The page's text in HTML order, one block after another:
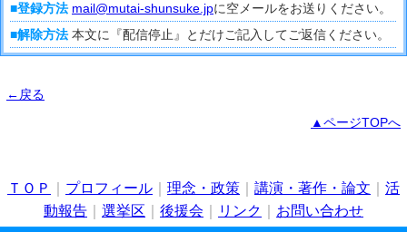
■登録方法 mail@mutai-shunsuke.jpに空メールをお送りください。
■解除方法本文に『配信停止』とだけご記入してご返信ください。
←戻る
▲ページTOPへ
ＴＯＰ プロフィール 理念・政策 講演・著作・論文
活
動報告
選挙区 後援会 リンク お問い合わせ